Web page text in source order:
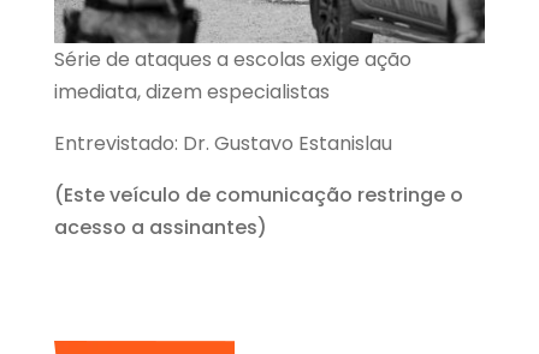
Série de ataques a escolas exige ação
imediata, dizem especialistas
Entrevistado: Dr. Gustavo Estanislau
(Este veículo de comunicação restringe o
acesso a assinantes)